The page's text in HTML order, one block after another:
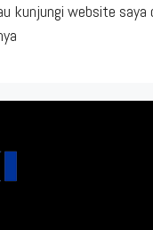
kunjungi website saya